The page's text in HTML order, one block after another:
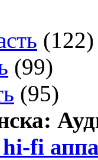
(122)
(99)
(95)
fi